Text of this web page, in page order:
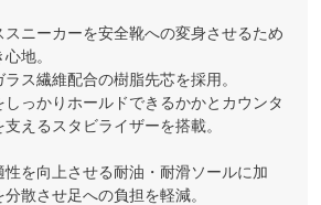
スニーカーを安全靴への変身させるため
地。
ス繊維配合の樹脂先芯を採用。
っかりホールドできるかかとカウンタ
えるスタビライザーを搭載。
を向上させる耐油・耐滑ソールに加
散させ足への負担を軽減。